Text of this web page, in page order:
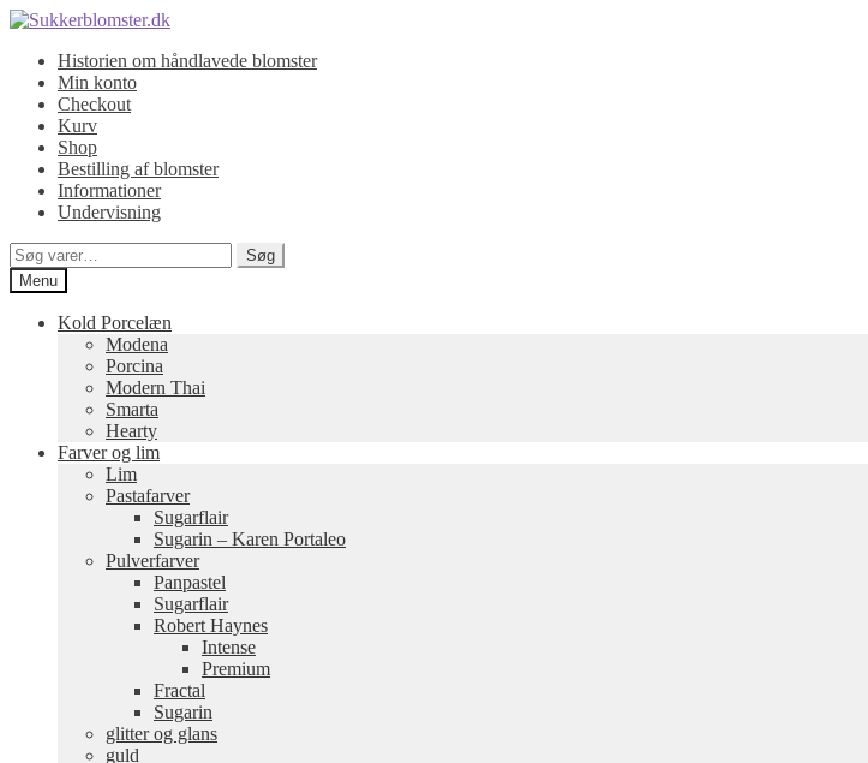
Spring
navigation
Spring
indholdHistorien om håndlavede blomster
Min konto
Checkout
Kurv
Shop
Bestilling af blomster
Informationer
Undervisning
Søg
efter:
Søg
Menu
Kold Porcelæn
Modena
Porcina
Modern Thai
Smarta
Hearty
Farver og lim
Lim
Pastafarver
Sugarflair
Sugarin – Karen Portaleo
Pulverfarver
Panpastel
Sugarflair
Robert Haynes
Intense
Premium
Fractal
Sugarin
glitter og glans
guld